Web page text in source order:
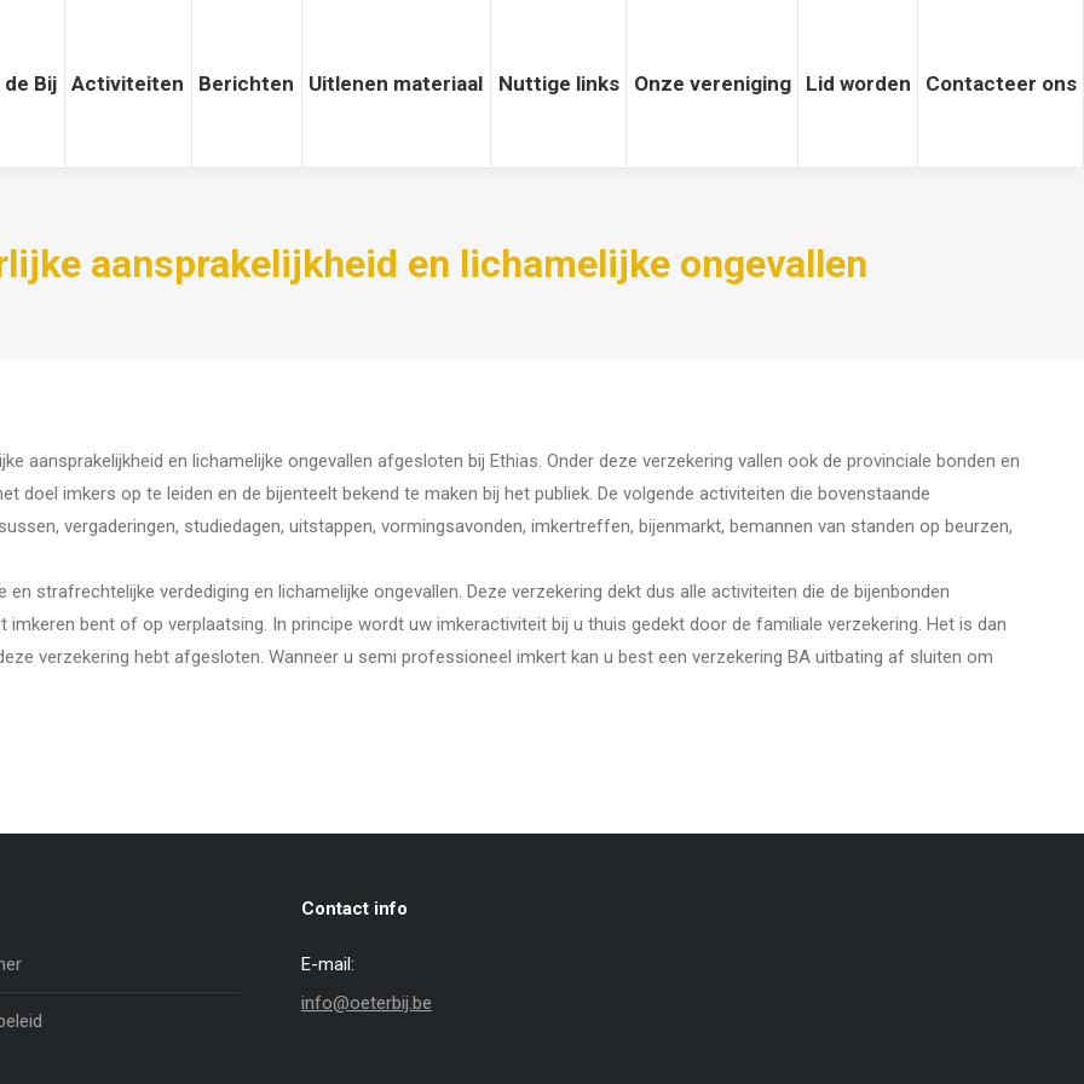
de Bij Activiteiten Berichten Uitlenen materiaal Nuttige links Onze vereniging Lid worden Contacteer ons
aansprakelijkheid en lichamelijke ongevallen
aansprakelijkheid en lichamelijke ongevallen afgesloten bij Ethias. Onder deze verzekering vallen ook de provinciale bonden en
doel imkers op te leiden en de bijenteelt bekend te maken bij het publiek. De volgende activiteiten die bovenstaande
vergaderingen, studiedagen, uitstappen, vormingsavonden, imkertreffen, bijenmarkt, bemannen van standen op beurzen,
en strafrechtelijke verdediging en lichamelijke ongevallen. Deze verzekering dekt dus alle activiteiten die de bijenbonden
bent of op verplaatsing. In principe wordt uw imkeractiviteit bij u thuis gedekt door de familiale verzekering. Het is dan
verzekering hebt afgesloten. Wanneer u semi professioneel imkert kan u best een verzekering BA uitbating af sluiten om
Contact info
E-mail:
info@oeterbij.be
Activiteiten Berichten Uitlenen materiaal Nuttige links Onze vereniging Lid worden Contacteer ons